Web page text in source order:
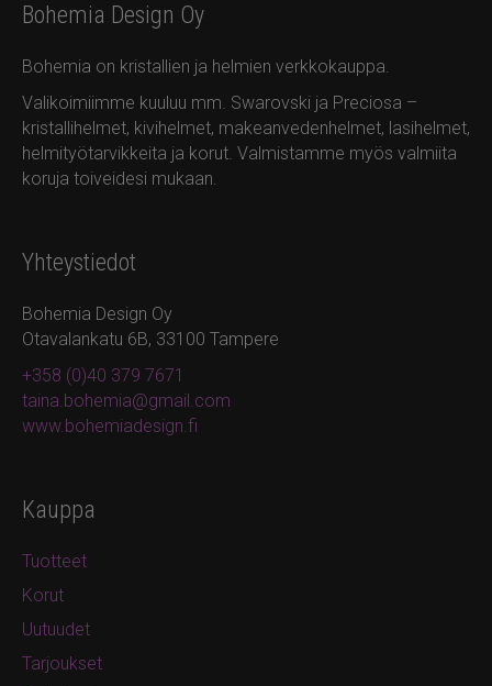
Bohemia Design Oy
Bohemia on kristallien ja helmien verkkokauppa.
Valikoimiimme kuuluu mm. Swarovski ja Preciosa –
kristallihelmet, kivihelmet, makeanvedenhelmet, lasihelmet,
helmityötarvikkeita ja korut. Valmistamme myös valmiita
koruja toiveidesi mukaan.
Yhteystiedot
Bohemia Design Oy
Otavalankatu 6B, 33100 Tampere
+358 (0)40 379 7671
taina.bohemia@gmail.com
www.bohemiadesign.fi
Kauppa
Tuotteet
Korut
Uutuudet
Tarjoukset